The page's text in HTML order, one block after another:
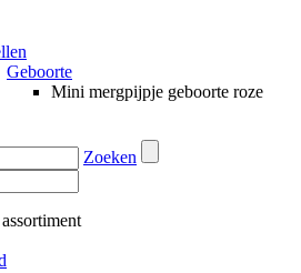
Geboorte
Mini mergpijpje geboorte roze
Zoeken